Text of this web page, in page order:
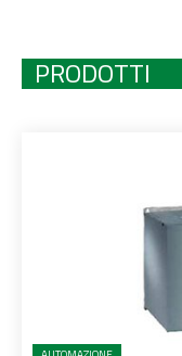
PRODOTTI